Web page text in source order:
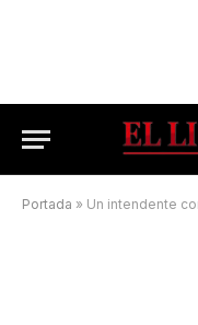
Portada » Un intendente